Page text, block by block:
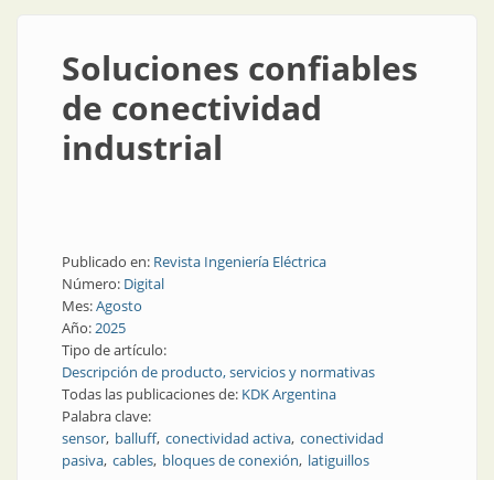
Soluciones confiables
de conectividad
industrial
Publicado en: Revista Ingeniería Eléctrica
Número: Digital
Mes:Agosto
Año:2025
Tipo de artículo:
Descripción de producto, servicios y normativas
Todas las publicaciones de: KDK Argentina
Palabra clave:
sensor balluff conectividad activa conectividad
pasiva cables bloques de conexión latiguillos